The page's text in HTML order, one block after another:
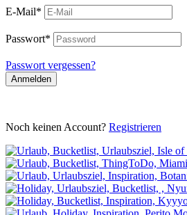
E-Mail*
Passwort*
Passwort vergessen?
Anmelden
Noch keinen Account? Registrieren